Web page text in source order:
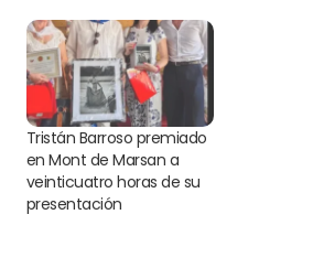
Tristán Barroso premiado
en Mont de Marsan a
veinticuatro horas de su
presentación